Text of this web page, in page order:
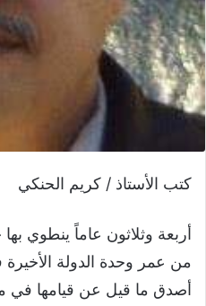
كتب الأستاذ / كريم الحنكي
أربعة وثلاثون عاماً ينطوي
من عمر وحدة الدولة